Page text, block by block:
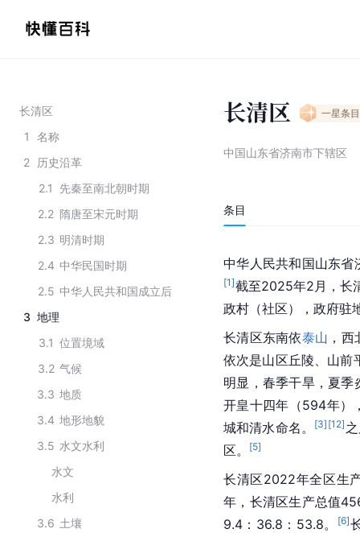
长清区
1
名称
2
历史沿革
2.1
先秦至南北朝时期
2.2 隋唐至宋元时期
2.3 明清时期
2.4 中华民国时期
2.5 中华人民共和国成立后
3 地理
3.1 位置境域
3.2 气候
3.3 地质
3.4 地形地貌
3.5 水文水利
水文
水利
3.6 土壤
长清区 一星条目
中国山东省济南市下辖区
条目
中华人民共和国山东省
[1]截至2025年2月，长
政村（社区），政府驻
长清区东南依泰山 ，
依次是山区丘陵、山前
明显，春季干旱，夏
开皇十四年（594年）
城和清水命名。
[3] [12]
区。
[5]
长清区2022年全区生
年，长清区生产总值
9.4：36.8：53.8。
[6]